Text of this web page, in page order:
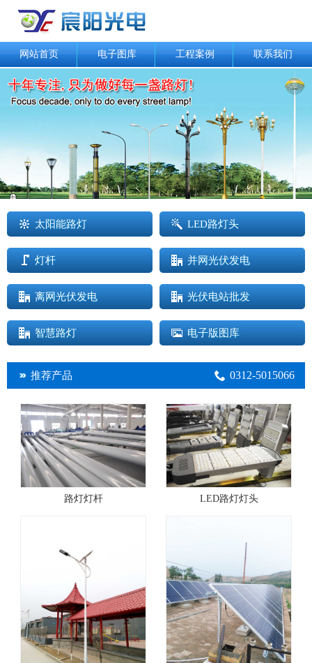
网站首页 电子图库 工程案例 联系我们
太阳能路灯 LED路灯头
灯杆 并网光伏发电
离网光伏发电 光伏电站批发
智慧路灯 电子版图库
推荐产品 0312-5015066
路灯灯杆 LED路灯灯头